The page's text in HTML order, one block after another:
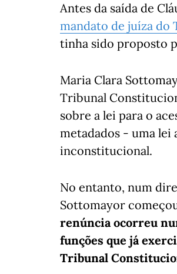
Antes da saída de
mandato de juíza do
tinha sido proposto
Maria Clara
Tribunal
sobre a lei para o
metadados - uma lei
inconstitucional.
No entanto, num
Sottomayor
renúncia ocorreu
funções que já
Tribunal